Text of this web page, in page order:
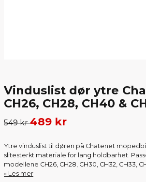
Vinduslist dør ytre
CH26, CH28, CH40 &
549 kr489 kr
Ytre vinduslist til døren på Chatenet
slitesterkt materiale for lang holdbarhet.
modellene CH26, CH28, CH30, CH32, CH33,
Les mer